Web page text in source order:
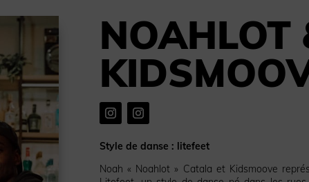
NOAHLOT
Style de danse : litefeet
Noah « Noahlot » Catala et Kidsmoove